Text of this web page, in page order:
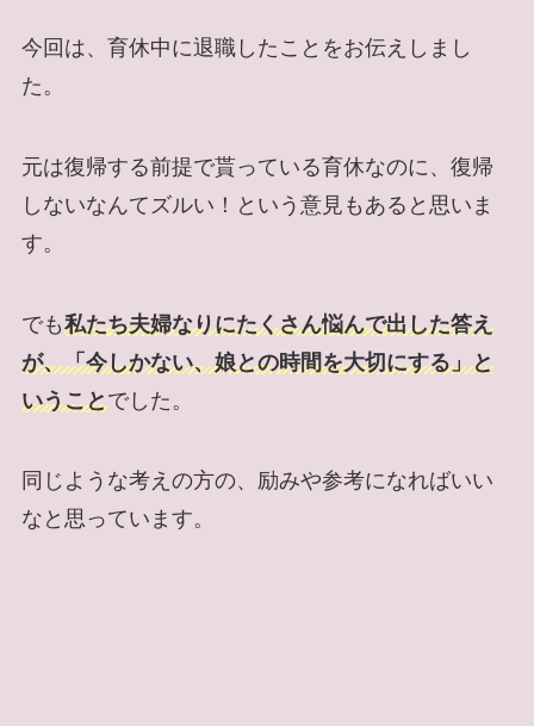
今回は、育休中に退職したことをお伝えしまし
た。
元は復帰する前提で貰っている育休なのに、復帰
しないなんてズルい！という意見もあると思いま
す。
でも私たち夫婦なりにたくさん悩んで出した答え
が、「今しかない、娘との時間を大切にする」と
いうことでした。
同じような考えの方の、励みや参考になればいい
なと思っています。